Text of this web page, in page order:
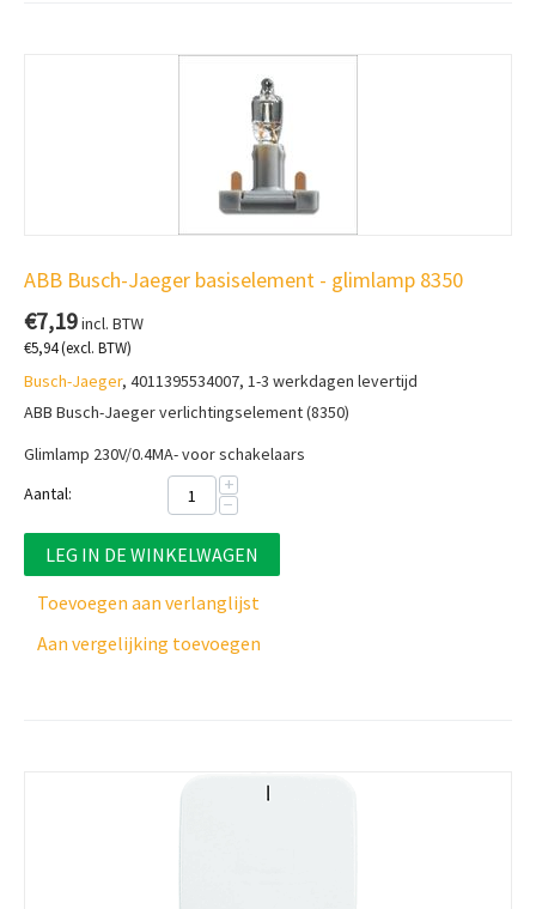
ABB Busch-Jaeger basiselement - glimlamp 8350
€7,19incl. BTW
€5,94(excl. BTW)
Busch-Jaeger, 4011395534007, 1-3 werkdagen levertijd
ABB Busch-Jaeger verlichtingselement (8350)
Glimlamp 230V/0.4MA- voor schakelaars
Aantal:
+
−
LEG IN DE WINKELWAGEN
Toevoegen aan verlanglijst
Aan vergelijking toevoegen